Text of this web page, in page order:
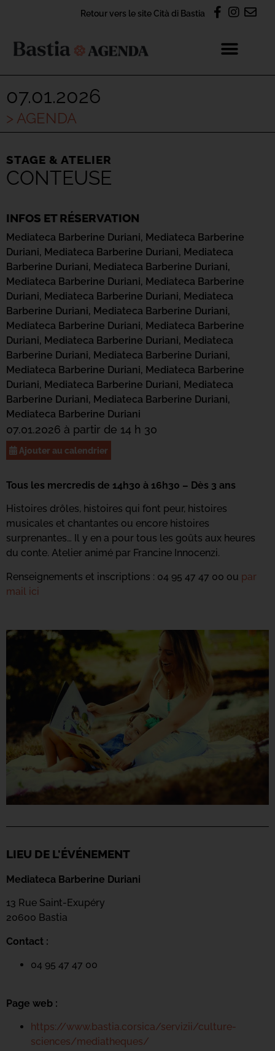
Retour vers le site Cità di Bastia
07.01.2026
> AGENDA
STAGE & ATELIER
CONTEUSE
INFOS ET RÉSERVATION
Mediateca Barberine Duriani, Mediateca Barberine
Duriani, Mediateca Barberine Duriani, Mediateca
Barberine Duriani, Mediateca Barberine Duriani,
Mediateca Barberine Duriani, Mediateca Barberine
Duriani, Mediateca Barberine Duriani, Mediateca
Barberine Duriani, Mediateca Barberine Duriani,
Mediateca Barberine Duriani, Mediateca Barberine
Duriani, Mediateca Barberine Duriani, Mediateca
Barberine Duriani, Mediateca Barberine Duriani,
Mediateca Barberine Duriani, Mediateca Barberine
Duriani, Mediateca Barberine Duriani, Mediateca
Barberine Duriani, Mediateca Barberine Duriani,
Mediateca Barberine Duriani
07.01.2026 à partir de 14 h 30
Ajouter au calendrier
Tous les mercredis de 14h30 à 16h30 – Dès 3 ans
Histoires drôles, histoires qui font peur, histoires
musicales et chantantes ou encore histoires
surprenantes… Il y en a pour tous les goûts aux heures
du conte. Atelier animé par Francine Innocenzi.
Renseignements et inscriptions : 04 95 47 47 00 ou par
mail ici
LIEU DE L'ÉVÉNEMENT
Mediateca Barberine Duriani
13 Rue Saint-Exupéry
20600 Bastia
Contact :
04 95 47 47 00
Page web :
https://www.bastia.corsica/servizii/culture-
sciences/mediatheques/